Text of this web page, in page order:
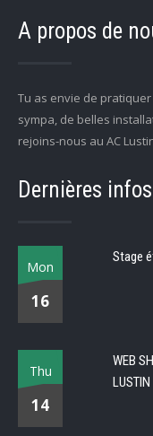
A propos de
Tu as envie de
sympa, de belles
rejoins-nous au AC
Dernières infos
Mon
16
Stage
Thu
14
WEB
LUSTIN